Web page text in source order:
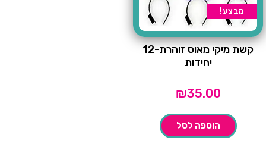
מבצע!
קשת מיקי מאוס זוהרת-12
יחידות
₪35.00
הוספה לסל